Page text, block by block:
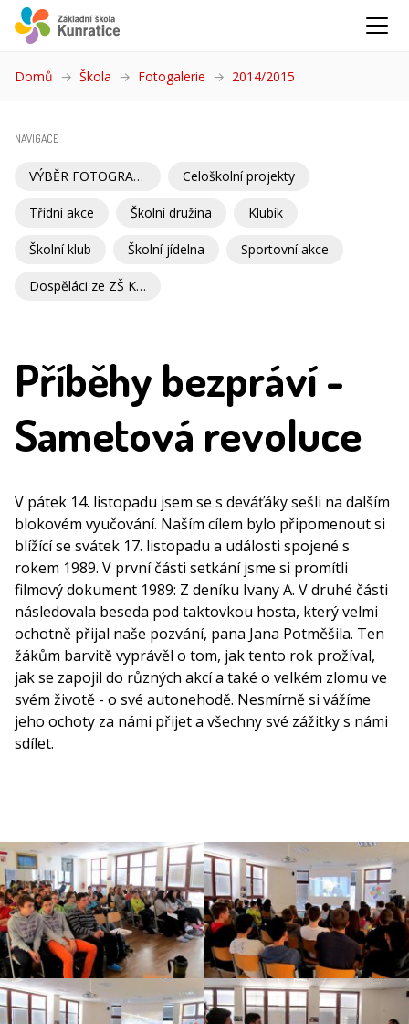
Domů Škola Fotogalerie 2014/2015
NAVIGACE
VÝBĚR FOTOGRAFIÍ Celoškolní projekty
Třídní akce Školní družina Klubík
Školní klub Školní jídelna Sportovní akce
Dospěláci ze ZŠ Kunratice
Příběhy bezpráví -
Sametová revoluce
V pátek 14. listopadu jsem se s deváťáky sešli na dalším
blokovém vyučování. Naším cílem bylo připomenout si
blížící se svátek 17. listopadu a události spojené s
rokem 1989. V první části setkání jsme si promítli
filmový dokument 1989: Z deníku Ivany A. V druhé části
následovala beseda pod taktovkou hosta, který velmi
ochotně přijal naše pozvání, pana Jana Potměšila. Ten
žákům barvitě vyprávěl o tom, jak tento rok prožíval,
jak se zapojil do různých akcí a také o velkém zlomu ve
svém životě - o své autonehodě. Nesmírně si vážíme
jeho ochoty za námi přijet a všechny své zážitky s námi
sdílet.